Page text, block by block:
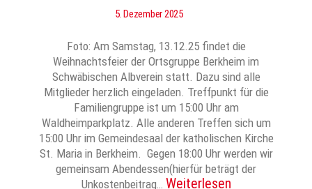
5. Dezember 2025
Foto: Am Samstag, 13.12.25 findet die
Weihnachtsfeier der Ortsgruppe Berkheim im
Schwäbischen Albverein statt. Dazu sind alle
Mitglieder herzlich eingeladen. Treffpunkt für die
Familiengruppe ist um 15:00 Uhr am
Waldheimparkplatz. Alle anderen Treffen sich um
15:00 Uhr im Gemeindesaal der katholischen Kirche
St. Maria in Berkheim. Gegen 18:00 Uhr werden wir
gemeinsam Abendessen(hierfür beträgt der
Unkostenbeitrag… Weiterlesen